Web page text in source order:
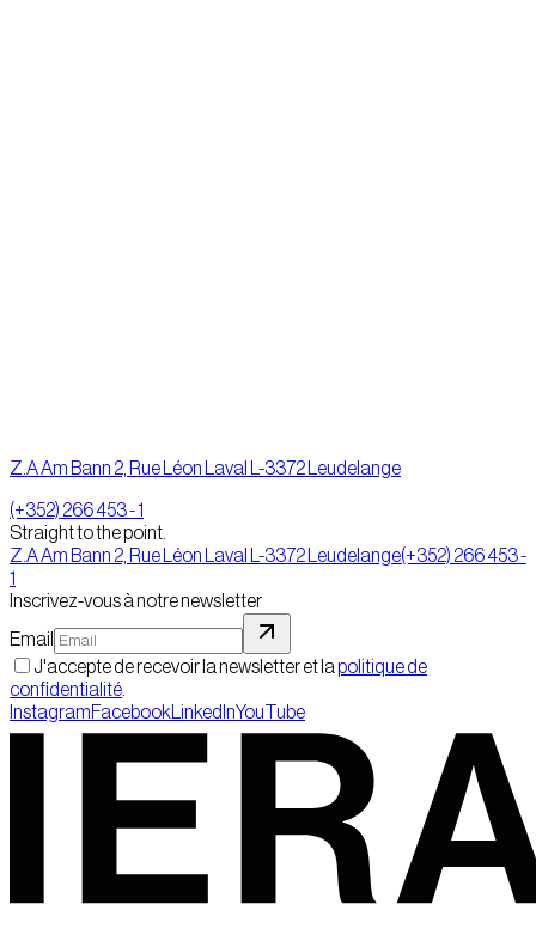
Z.A Am Bann 2, Rue Léon Laval L-3372 Leudelange
(+352) 266 453 - 1
Straight to the point.
Z.A Am Bann 2, Rue Léon Laval L-3372 Leudelange(+352) 266 453 -
1
Inscrivez-vous à notre newsletter
Email
J'accepte de recevoir la newsletter et lapolitique de
confidentialité
InstagramFacebook LinkedInYouTube